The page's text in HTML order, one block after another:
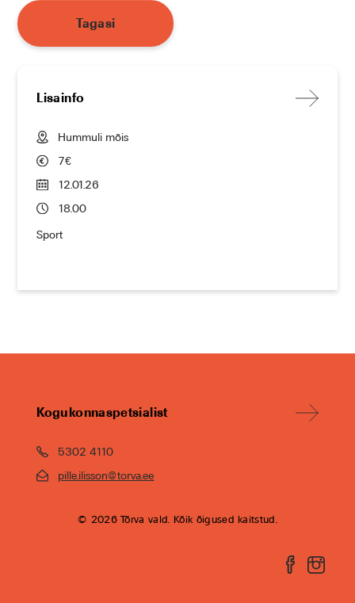
Lisainfo
Hummuli mõis
7€
12.01.26
18.00
Sport
Tagasi
Kogukonnaspetsialist
5302 4110
pille.ilisson@torva.ee
© 2026 Tõrva vald. Kõik õigused kaitstud.